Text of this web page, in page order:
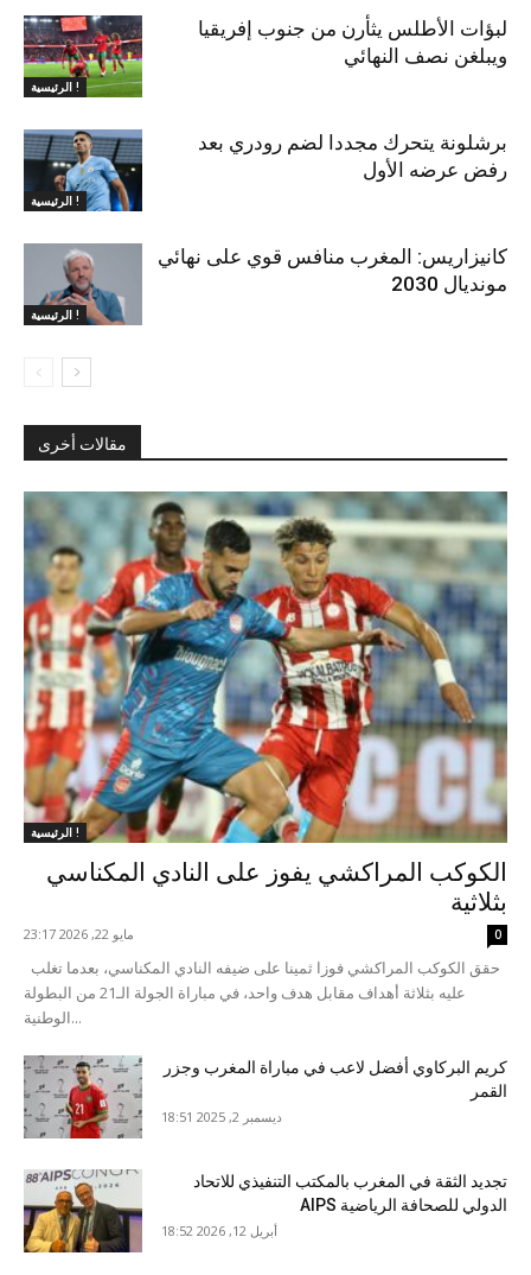
الرئيسية !
لبؤات الأطلس يثأرن من جنوب إفريقيا
ويبلغن نصف النهائي
الرئيسية !
برشلونة يتحرك مجددا لضم رودري بعد
رفض عرضه الأول
الرئيسية !
كانيزاريس: المغرب منافس قوي على نهائي
مونديال 2030
مقالات أخرى
الرئيسية !
الكوكب المراكشي يفوز على النادي المكناسي
بثلاثية
مايو 22, 2026 23:17 0
عليه بثلاثة أهداف مقابل هدف واحد، في مباراة الجولة الـ21 من البطولة
الوطنية...
كريم البركاوي أفضل لاعب في مباراة المغرب وجزر
القمر
ديسمبر 2, 2025 18:51
تجديد الثقة في المغرب بالمكتب التنفيذي للاتحاد
الدولي للصحافة الرياضية AIPS
أبريل 12, 2026 18:52